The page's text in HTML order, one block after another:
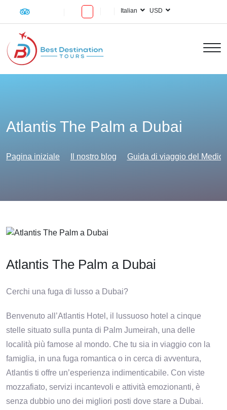
Italian USD
Atlantis The Palm a Dubai
Pagina iniziale Il nostro blog Guida di viaggio del Medio
Atlantis The Palm a Dubai
Cerchi una fuga di lusso a Dubai?
Benvenuto all’Atlantis Hotel, il lussuoso hotel a cinque
stelle situato sulla punta di Palm Jumeirah, una delle
località più famose al mondo. Che tu sia in viaggio con la
famiglia, in una fuga romantica o in cerca di avventura,
Atlantis ti offre un’esperienza indimenticabile. Con viste
mozzafiato, servizi incantevoli e attività emozionanti, è
senza dubbio uno dei migliori posti dove stare a Dubai.